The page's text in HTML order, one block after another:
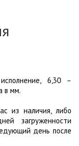
6,30 –
в мм.
из наличия, либо
загруженности
день после